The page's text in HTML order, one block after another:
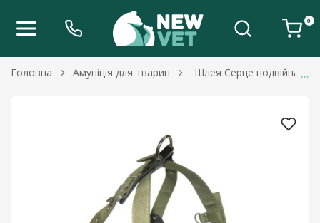
0
Головна Амуніція для тварин Шлея Серце подвійна